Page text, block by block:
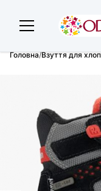
Головна/Взуття для